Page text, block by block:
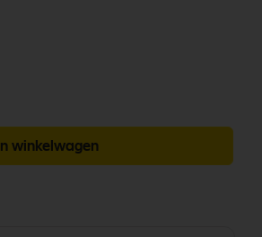
In winkelwagen